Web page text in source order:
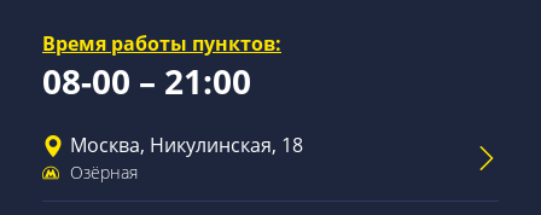
Время работы пунктов:
08-00 – 21:00
Москва, Никулинская, 18
Озёрная